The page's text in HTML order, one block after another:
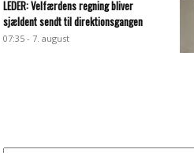
LEDER: Velfærdens regning bliver
sjældent sendt til direktionsgangen
07:35 - 7. august